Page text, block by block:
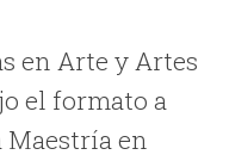
en Arte y Artes
el formato a
en